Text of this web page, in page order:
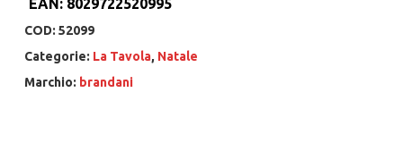
EAN: 8029722520995
COD: 52099
Categorie: La Tavola, Natale
Marchio: brandani